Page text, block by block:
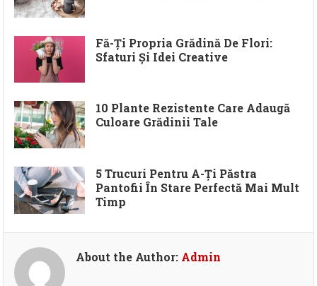
Fă-Ți Propria Grădină De Flori:
Sfaturi Și Idei Creative
10 Plante Rezistente Care Adaugă
Culoare Grădinii Tale
5 Trucuri Pentru A-Ți Păstra
Pantofii În Stare Perfectă Mai Mult
Timp
About the Author: Admin